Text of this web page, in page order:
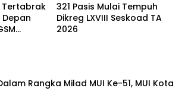
Tertabrak
Kejang
321 Pasis Mulai Tempuh
Dikreg LXVIII Seskoad TA
2026
Rangka Milad MUI Ke-51, MUI Kota